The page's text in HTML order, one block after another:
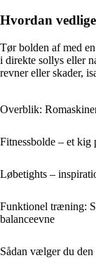
Hvordan
Tør bolden af med
i direkte sollys eller
revner eller skader,
Overblik:
Fitnessbolde – et kig
Løbetights –
Funktionel træning:
balanceevne
Sådan vælger du